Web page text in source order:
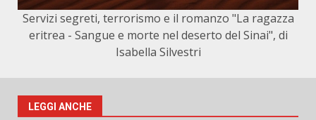
Servizi segreti, terrorismo e il romanzo "La ragazza
eritrea - Sangue e morte nel deserto del Sinai", di
Isabella Silvestri
LEGGI ANCHE